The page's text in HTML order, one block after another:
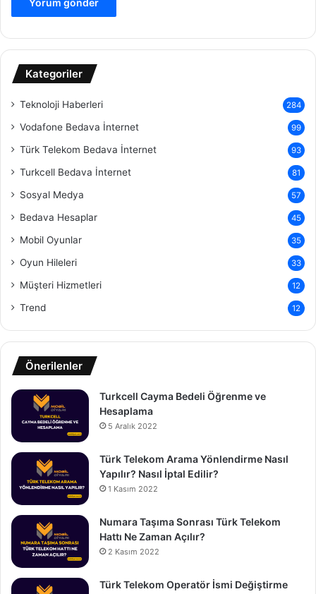
Kategoriler
Teknoloji Haberleri 284
Vodafone Bedava İnternet 99
Türk Telekom Bedava İnternet 93
Turkcell Bedava İnternet 81
Sosyal Medya 57
Bedava Hesaplar 45
Mobil Oyunlar 35
Oyun Hileleri 33
Müşteri Hizmetleri 12
Trend 12
Önerilenler
Turkcell Cayma Bedeli Öğrenme ve
Hesaplama
5 Aralık 2022
Türk Telekom Arama Yönlendirme Nasıl
Yapılır? Nasıl İptal Edilir?
1 Kasım 2022
Numara Taşıma Sonrası Türk Telekom
Hattı Ne Zaman Açılır?
2 Kasım 2022
Türk Telekom Operatör İsmi Değiştirme